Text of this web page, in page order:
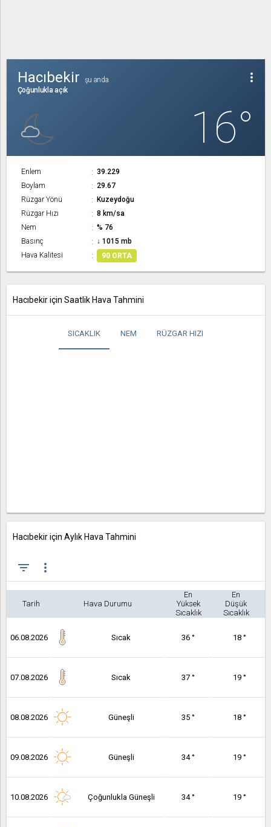
more_vert
Hacıbekir
şu anda
Çoğunlukla açık
16°
Enlem
39.229
Boylam
29.67
Rüzgar Yönü
Kuzeydoğu
Rüzgar Hızı
8 km/sa
Nem
% 76
Basınç
↓ 1015 mb
Hava Kalitesi
90 ORTA
Hacıbekir için Saatlik Hava Tahmini
SICAKLIK NEM RÜZGAR HIZI
Hacıbekir için Aylık Hava Tahmini
filter_list more_vert
Tarih Hava Durumu
En
Yüksek
Sıcaklık
En
Düşük
Sıcaklık
06.08.2026 Sıcak 36 ° 18 °
07.08.2026 Sıcak 37 ° 19 °
08.08.2026 Güneşli 35 ° 18 °
09.08.2026 Güneşli 34 ° 19 °
10.08.2026 Çoğunlukla Güneşli 34 ° 19 °